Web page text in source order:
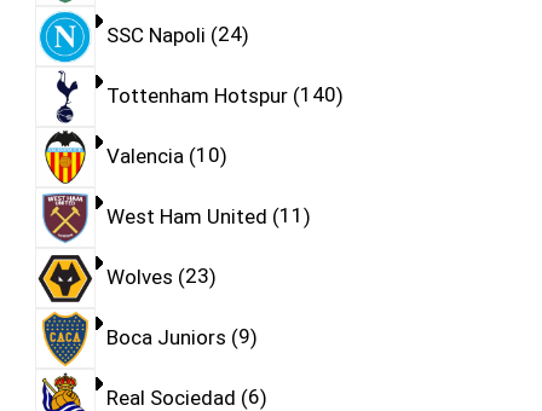
SSC Napoli 24
Tottenham Hotspur 140
Valencia 10
West Ham United 11
Wolves 23
Boca Juniors 9
Real Sociedad 6